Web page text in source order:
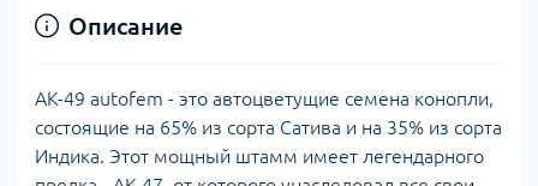
Описание
AK-49 autofem - это автоцветущие семена конопли,
состоящие на 65% из сорта Сатива и на 35% из сорта
Индика. Этот мощный штамм имеет легендарного